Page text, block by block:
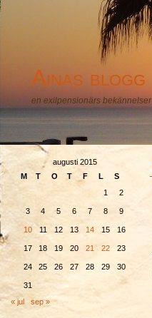
Ainas blogg
en exilpensionärs bekännelser
augusti 2015
M
T O T F L
S
1
2
3 4 5 6 7 8 9
10 11 12 13 14 15 16
17 18 19 20 21 22 23
24 25 26 27 28 29 30
31
« jul
sep »